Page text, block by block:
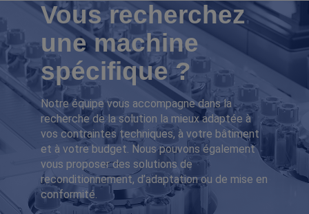
Vous recherchez
une machine
spécifique ?
Notre équipe vous accompagne dans la
recherche de la solution la mieux adaptée à
vos contraintes techniques, à votre bâtiment
et à votre budget. Nous pouvons également
vous proposer des solutions de
reconditionnement, d’adaptation ou de mise en
conformité.